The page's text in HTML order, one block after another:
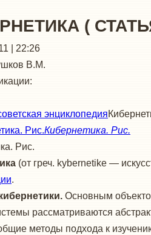
(
| 22:26
В.М.
энциклопедия
Кибернетика. Рис.
Рис.
(от греч. kybernetike —
.
Основным
рассматриваются
методы подхода к